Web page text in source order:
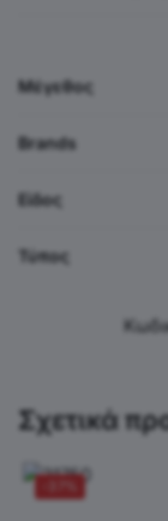
Μέγεθος
Brands
Είδος
Τύπος
Σχετικά